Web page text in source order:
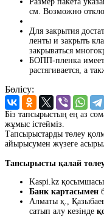
см. Возможно
Для закрытия
ленты и закрыть
закрываться
БОПП-пленка имеет
растягивается, а
Бөлісу:
Біз тапсырыстың ең аз
жұмыс істейміз.
Тапсырыстарды төлеу
айырысумен жүзеге
Тапсырысты қалай
Kaspi.kz
Банк картасымен
Алматы қ.,
сатып алу кезінде